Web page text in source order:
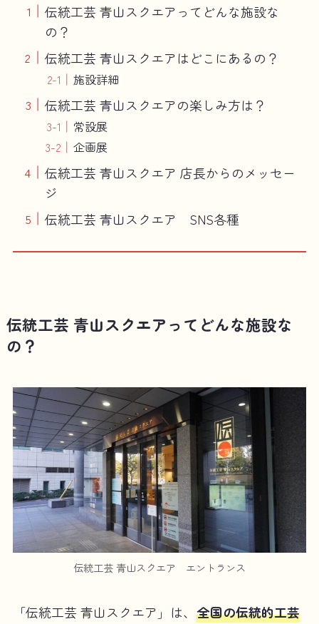
伝統工芸 青山スクエアってどんな施設な
の？
伝統工芸 青山スクエアはどこにあるの？
施設詳細
伝統工芸 青山スクエアの楽しみ方は？
常設展
企画展
伝統工芸 青山スクエア 店長からのメッセー
ジ
伝統工芸 青山スクエア SNS各種
伝統工芸 青山スクエアってどんな施設な
の？
伝統工芸 青山スクエア エントランス
「伝統工芸 青山スクエア」は、 全国の伝統的工芸